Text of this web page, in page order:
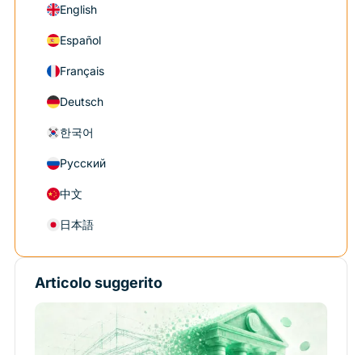
English
Español
Français
Deutsch
한국어
Русский
中文
日本語
Articolo suggerito